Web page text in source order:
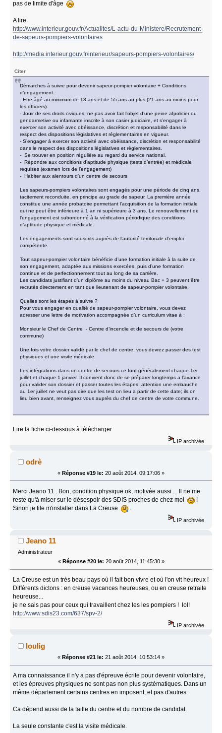
pas de limite d'âge
A lire
http://www.interieur.gouv.fr/Actualites/L-actu-du-Ministere/Recrutement-
de-sapeurs-pompiers-volontaires
http://media.interieur.gouv.fr/interieur/sapeurs-pompiers-volontaires/
Citer
Démarches à suivre pour devenir sapeur-pompier volontaire + Conditions
d’engagement :
- Etre âgé au minimum de 18 ans et de 55 ans au plus (21 ans au moins pour
les officiers).
- Jouir de ses droits civiques, ne pas avoir fait l’objet d’une peine afpolicier ou
gendarmetive ou infamante inscrite à son casier judiciaire, et s’engager à
exercer son activité avec obéissance, discrétion et responsabilité dans le
respect des dispositions législatives et réglementaires en vigueur.
- S’engager à exercer son activité avec obéissance, discrétion et responsabilité
dans le respect des dispositions législatives et réglementaires.
- Se trouver en position régulière au regard du service national.
- Répondre aux conditions d’aptitude physique (tests d’entrée) et médicale
requises (examen lors de l’engagement)
- Habiter aux alentours d’un centre de secours
Les sapeurs-pompiers volontaires sont engagés pour une période de cinq ans,
tacitement reconduite, en principe au grade de sapeur. La première année
constitue une année probatoire permettant l’acquisition de la formation initiale
qui ne peut être inférieure à 1 an ni supérieure à 3 ans. Le renouvellement de
l’engagement est subordonné à la vérification périodique des conditions
d’aptitude physique et médicale.
Les engagements sont souscrits auprès de l’autorité territoriale d’emploi
compétente.
Tout sapeur-pompier volontaire bénéficie d’une formation initiale à la suite de
son engagement, adaptée aux missions exercées, puis d’une formation
continue et de perfectionnement tout au long de sa carrière.
Les candidats justifiant d’un diplôme au moins du niveau Bac + 3 peuvent être
recrutés directement en tant que lieutenant de sapeur-pompier volontaire.
Quelles sont les étapes à suivre ?
Pour vous engager en qualité de sapeur-pompier volontaire, vous devez
adresser une lettre de motivation accompagnée d’un curriculum vitae à :
Monsieur le Chef de Centre - Centre d’incendie et de secours de (votre
commune)
Une fois votre dossier validé par le chef de centre, vous devrez passer des test
physiques et une visite médicale.
Les intégrations dans un centre de secours ce font généralement chaque 1er
juillet et chaque 1 janvier. Il convient donc de se préparer longtemps a l’avance
pour valider son dossier et passer toutes les étapes, attention une embauche
au 1er juillet ne veut pas dire que les test on lieu a partir de cette date; ils on
lieu bien avant, renseignez vous auprès du chef de centre de votre commune.
Lire la fiche ci-dessous à télécharger
IP archivée
odrè
« Réponse #19 le: 20 août 2014, 09:17:06 »
Merci Jeano 11 . Bon, condition physique ok, motivée aussi ... Il ne me
reste qu'à miser sur le désespoir des SDIS proches de chez moi
!
Sinon je file m'installer dans La Creuse
.
IP archivée
Jeano 11
Administrateur
« Réponse #20 le: 20 août 2014, 11:45:30 »
La Creuse est un très beau pays où il fait bon vivre et où l'on vit heureux !
Différents dictons : en creuse vacances heureuses, ou en creuse retraite
heureuse...
je ne sais pas pour ceux qui travaillent chez les les pompiers ! lol!
http://www.sdis23.com/637/spv-2/
IP archivée
loulig
« Réponse #21 le: 21 août 2014, 10:53:14 »
A ma connaissance il n'y a pas d'épreuve écrite pour devenir volontaire,
et les épreuves physiques ne sont pas non plus systématiques. Dans un
même département certains centres en imposent, et pas d'autres.
Ca dépend aussi de la taille du centre et du nombre de candidat.
La seule constante c'est la visite médicale.